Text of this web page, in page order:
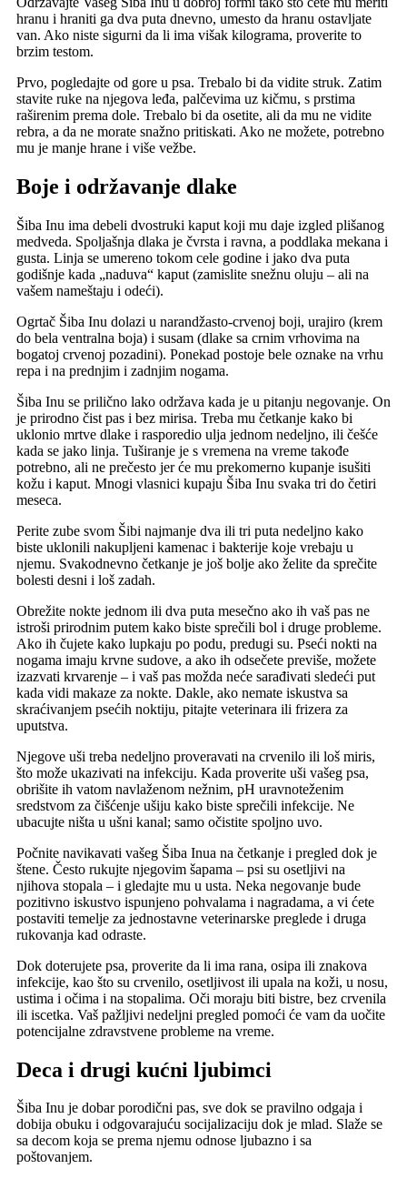
hranu i hraniti ga dva puta dnevno, umesto da hranu ostavljate
van. Ako niste sigurni da li ima višak kilograma, proverite to
brzim testom.
Prvo, pogledajte od gore u psa. ​​Trebalo bi da vidite struk. Zatim
stavite ruke na njegova leđa, palčevima uz kičmu, s prstima
raširenim prema dole. Trebalo bi da osetite, ali da mu ne vidite
rebra, a da ne morate snažno pritiskati. Ako ne možete, potrebno
mu je manje hrane i više vežbe.
Boje i održavanje dlake
Šiba Inu ima debeli dvostruki kaput koji mu daje izgled plišanog
medveda. Spoljašnja dlaka je čvrsta i ravna, a poddlaka mekana i
gusta. Linja se umereno tokom cele godine i jako dva puta
godišnje kada „naduva“ kaput (zamislite snežnu oluju – ali na
vašem nameštaju i odeći).
Ogrtač Šiba Inu dolazi u narandžasto-crvenoj boji, urajiro (krem
do bela ventralna boja) i susam (dlake sa crnim vrhovima na
bogatoj crvenoj pozadini). Ponekad postoje bele oznake na vrhu
repa i na prednjim i zadnjim nogama.
Šiba Inu se prilično lako održava kada je u pitanju negovanje. On
je prirodno čist pas i bez mirisa. Treba mu četkanje kako bi
uklonio mrtve dlake i rasporedio ulja jednom nedeljno, ili češće
kada se jako linja. Tuširanje je s vremena na vreme takođe
potrebno, ali ne prečesto jer će mu prekomerno kupanje isušiti
kožu i kaput. Mnogi vlasnici kupaju Šiba Inu svaka tri do četiri
meseca.
Perite zube svom Šibi najmanje dva ili tri puta nedeljno kako
biste uklonili nakupljeni kamenac i bakterije koje vrebaju u
njemu. Svakodnevno četkanje je još bolje ako želite da sprečite
bolesti desni i loš zadah.
Obrežite nokte jednom ili dva puta mesečno ako ih vaš pas ne
istroši prirodnim putem kako biste sprečili bol i druge probleme.
Ako ih čujete kako lupkaju po podu, predugi su. Pseći nokti na
nogama imaju krvne sudove, a ako ih odsečete previše, možete
izazvati krvarenje – i vaš pas možda neće sarađivati sledeći put
kada vidi makaze za nokte. Dakle, ako nemate iskustva sa
skraćivanjem psećih noktiju, pitajte veterinara ili frizera za
uputstva.
Njegove uši treba nedeljno proveravati na crvenilo ili loš miris,
što može ukazivati na infekciju. Kada proverite uši vašeg psa,
obrišite ih vatom navlaženom nežnim, pH uravnoteženim
sredstvom za čišćenje ušiju kako biste sprečili infekcije. Ne
ubacujte ništa u ušni kanal; samo očistite spoljno uvo.
Počnite navikavati vašeg Šiba Inua na četkanje i pregled dok je
štene. Često rukujte njegovim šapama – psi su osetljivi na
njihova stopala – i gledajte mu u usta. Neka negovanje bude
pozitivno iskustvo ispunjeno pohvalama i nagradama, a vi ćete
postaviti temelje za jednostavne veterinarske preglede i druga
rukovanja kad odraste.
Dok doterujete psa, proverite da li ima rana, osipa ili znakova
infekcije, kao što su crvenilo, osetljivost ili upala na koži, u nosu,
ustima i očima i na stopalima. Oči moraju biti bistre, bez crvenila
ili iscetka. Vaš pažljivi nedeljni pregled pomoći će vam da uočite
potencijalne zdravstvene probleme na vreme.
Deca i drugi kućni ljubimci
Šiba Inu je dobar porodični pas, sve dok se pravilno odgaja i
dobija obuku i odgovarajuću socijalizaciju dok je mlad. Slaže se
sa decom koja se prema njemu odnose ljubazno i sa
poštovanjem.